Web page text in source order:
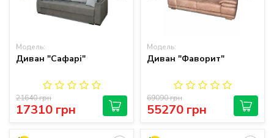
Модель:
Диван "Сафарі"
17310 грн
21640 грн
Модель:
Диван "Фаворит"
55270 грн
69090 грн